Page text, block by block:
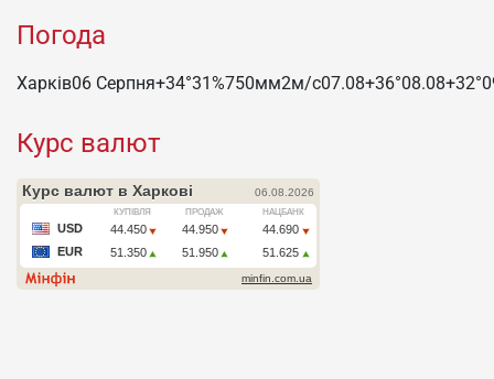
Погода
Харків06 Серпня+34°31 %750мм2м/c07.08+36°08.08+32°
Курс валют